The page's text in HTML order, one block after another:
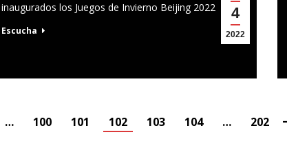
4
2022
inaugurados los Juegos de Invierno Beijing 2022
Escucha
… 100 101 102 103 104 … 202